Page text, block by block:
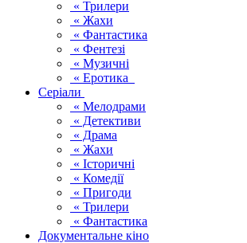
« Трилери
« Жахи
« Фантастика
« Фентезі
« Музичні
« Еротика
Серіали
« Мелодрами
« Детективи
« Драма
« Жахи
« Історичні
« Комедії
« Пригоди
« Трилери
« Фантастика
Документальне кіно